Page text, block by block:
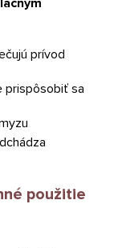
prívod
prispôsobiť sa
použitie